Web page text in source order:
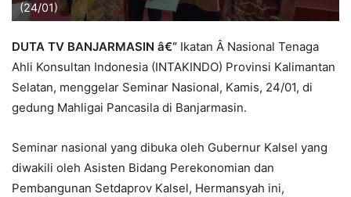
(24/01)
DUTA TV BANJARMASIN â€“ Ikatan Â Nasional Tenaga
Ahli Konsultan Indonesia (INTAKINDO) Provinsi Kalimantan
Selatan, menggelar Seminar Nasional, Kamis, 24/01, di
gedung Mahligai Pancasila di Banjarmasin.
Seminar nasional yang dibuka oleh Gubernur Kalsel yang
diwakili oleh Asisten Bidang Perekonomian dan
Pembangunan Setdaprov Kalsel, Hermansyah ini,